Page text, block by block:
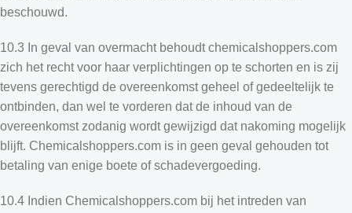
beschouwd.
10.3 In geval van overmacht behoudt chemicalshoppers.com
zich het recht voor haar verplichtingen op te schorten en is zij
tevens gerechtigd de overeenkomst geheel of gedeeltelijk te
ontbinden, dan wel te vorderen dat de inhoud van de
overeenkomst zodanig wordt gewijzigd dat nakoming mogelijk
blijft. Chemicalshoppers.com is in geen geval gehouden tot
betaling van enige boete of schadevergoeding.
10.4 Indien Chemicalshoppers.com bij het intreden van